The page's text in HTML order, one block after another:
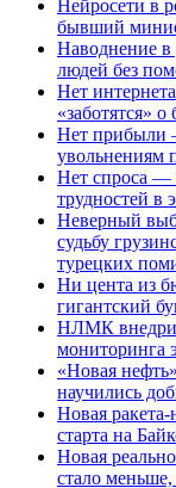
Нейросети в
бывший
Наводнение в
людей без
Нет
«заботятся»
Нет прибыли
увольнениям
Нет спроса —
трудностей в
Неверный
судьбу
турецких
Ни цента из
гигантский
НЛМК
мониторинга
«Новая
научились
Новая
старта на
Новая
стало